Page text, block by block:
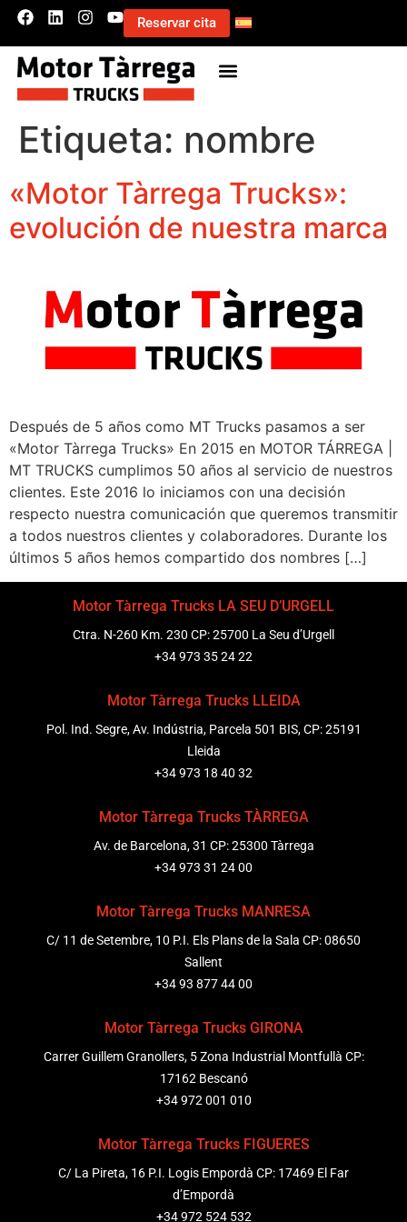
Reservar cita
Etiqueta: nombre
«Motor Tàrrega Trucks»:
evolución de nuestra marca
Después de 5 años como MT Trucks pasamos a ser
«Motor Tàrrega Trucks» En 2015 en MOTOR TÁRREGA |
MT TRUCKS cumplimos 50 años al servicio de nuestros
clientes. Este 2016 lo iniciamos con una decisión
respecto nuestra comunicación que queremos transmitir
a todos nuestros clientes y colaboradores. Durante los
últimos 5 años hemos compartido dos nombres […]
Motor Tàrrega Trucks LA SEU D’URGELL
Ctra. N-260 Km. 230 CP: 25700 La Seu d’Urgell
+34 973 35 24 22
Motor Tàrrega Trucks LLEIDA
Pol. Ind. Segre, Av. Indústria, Parcela 501 BIS, CP: 25191
Lleida
+34 973 18 40 32
Motor Tàrrega Trucks TÀRREGA
Av. de Barcelona, 31 CP: 25300 Tàrrega
+34 973 31 24 00
Motor Tàrrega Trucks MANRESA
C/ 11 de Setembre, 10 P.I. Els Plans de la Sala CP: 08650
Sallent
+34 93 877 44 00
Motor Tàrrega Trucks GIRONA
Carrer Guillem Granollers, 5 Zona Industrial Montfullà CP:
17162 Bescanó
+34 972 001 010
Motor Tàrrega Trucks FIGUERES
C/ La Pireta, 16 P.I. Logis Empordà CP: 17469 El Far
d’Empordà
+34 972 524 532